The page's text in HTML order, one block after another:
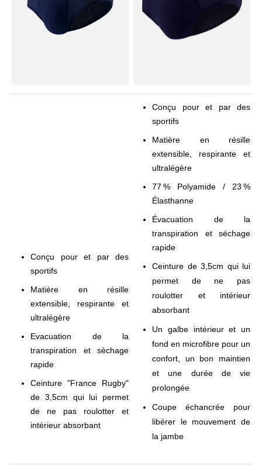
Conçu pour et par des
sportifs
Matière en résille
extensible, respirante et
ultralégère
Evacuation de la
transpiration et sèchage
rapide
Ceinture "France Rugby"
de 3,5cm qui lui permet
de ne pas roulotter et
intérieur absorbant
Conçu pour et par des
sportifs
Matière en résille
extensible, respirante et
ultralégère
77 % Polyamide / 23 %
Élasthanne
Évacuation de la
transpiration et séchage
rapide
Ceinture de 3,5cm qui lui
permet de ne pas
roulotter et intérieur
absorbant
Un galbe intérieur et un
fond en microfibre pour un
confort, un bon maintien
et une durée de vie
prolongée
Coupe échancrée pour
libérer le mouvement de
la jambe